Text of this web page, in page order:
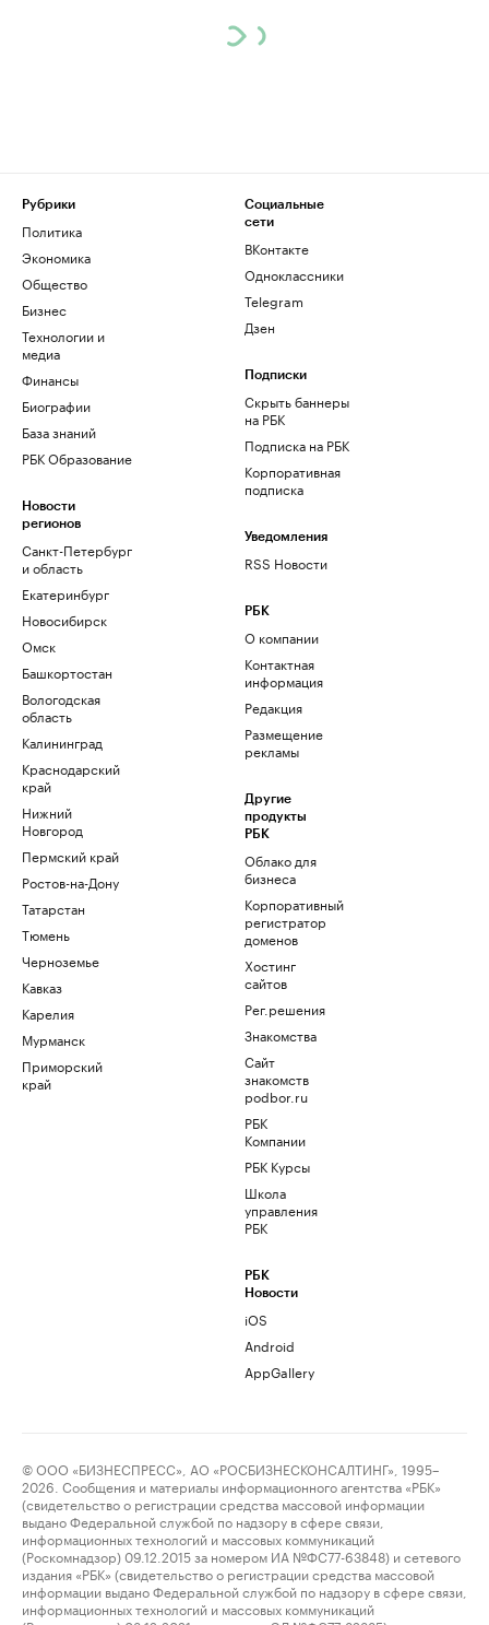
Рубрики
Политика
Экономика
Общество
Бизнес
Технологии и
медиа
Финансы
Биографии
База знаний
РБК Образование
Новости
регионов
Санкт-Петербург
и область
Екатеринбург
Новосибирск
Омск
Башкортостан
Вологодская
область
Калининград
Краснодарский
край
Нижний
Новгород
Пермский край
Ростов-на-Дону
Татарстан
Тюмень
Черноземье
Кавказ
Карелия
Мурманск
Приморский
край
Социальные
сети
ВКонтакте
Одноклассники
Telegram
Дзен
Подписки
Скрыть баннеры
на РБК
Подписка на РБК
Корпоративная
подписка
Уведомления
RSS Новости
РБК
О компании
Контактная
информация
Редакция
Размещение
рекламы
Другие
продукты
РБК
Облако для
бизнеса
Корпоративный
регистратор
доменов
Хостинг
сайтов
Рег.решения
Знакомства
Сайт
знакомств
podbor.ru
РБК
Компании
РБК Курсы
Школа
управления
РБК
РБК
Новости
iOS
Android
AppGallery
© ООО «БИЗНЕСПРЕСС», АО «РОСБИЗНЕСКОНСАЛТИНГ», 1995–
2026. Сообщения и материалы информационного агентства «РБК»
(свидетельство о регистрации средства массовой информации
выдано Федеральной службой по надзору в сфере связи,
информационных технологий и массовых коммуникаций
(Роскомнадзор) 09.12.2015 за номером ИА №ФС77-63848) и сетевого
издания «РБК» (свидетельство о регистрации средства массовой
информации выдано Федеральной службой по надзору в сфере связи,
информационных технологий и массовых коммуникаций